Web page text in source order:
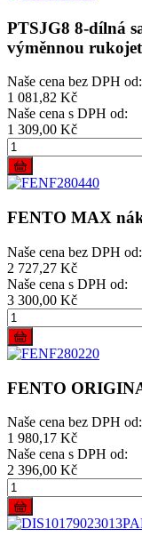
PTSJG8 8-dílná
výměnnou
Naše cena bez DPH od:
1 081,82 Kč
Naše cena s DPH od:
1 309,00 Kč
FENTO MAX
Naše cena bez DPH od:
2 727,27 Kč
Naše cena s DPH od:
3 300,00 Kč
FENTO
Naše cena bez DPH od:
1 980,17 Kč
Naše cena s DPH od:
2 396,00 Kč